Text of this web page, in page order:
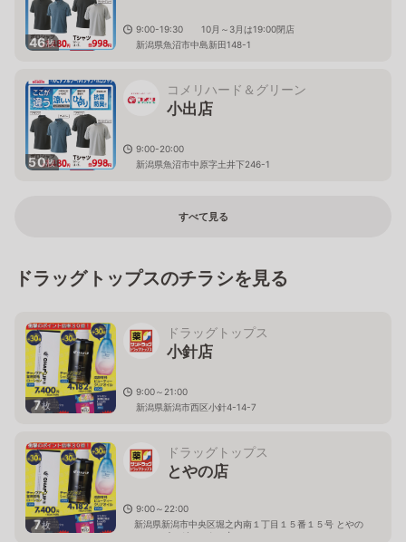
46枚
9:00-19:30 10月～3月は19:00閉店
新潟県魚沼市中島新田148-1
50枚
コメリハード＆グリーン
小出店
9:00-20:00
新潟県魚沼市中原字土井下246-1
すべて見る
ドラッグトップスのチラシを見る
7枚
ドラッグトップス
小針店
9:00～21:00
新潟県新潟市西区小針4-14-7
7枚
ドラッグトップス
とやの店
9:00～22:00
新潟県新潟市中央区堀之内南１丁目１５番１５号 とやの
ショッピングセンター内